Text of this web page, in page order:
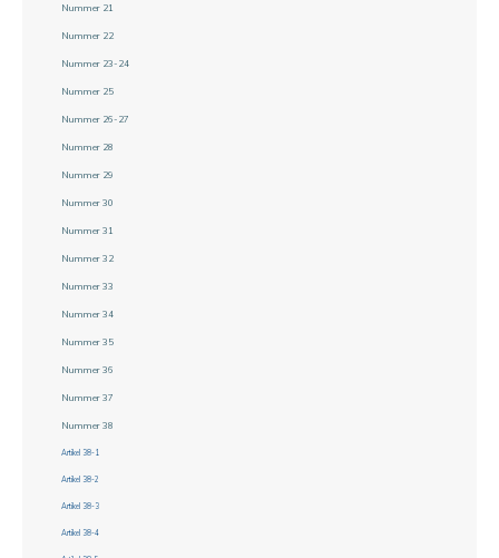
Nummer 21
Nummer 22
Nummer 23-24
Nummer 25
Nummer 26-27
Nummer 28
Nummer 29
Nummer 30
Nummer 31
Nummer 32
Nummer 33
Nummer 34
Nummer 35
Nummer 36
Nummer 37
Nummer 38
Artikel 38-1
Artikel 38-2
Artikel 38-3
Artikel 38-4